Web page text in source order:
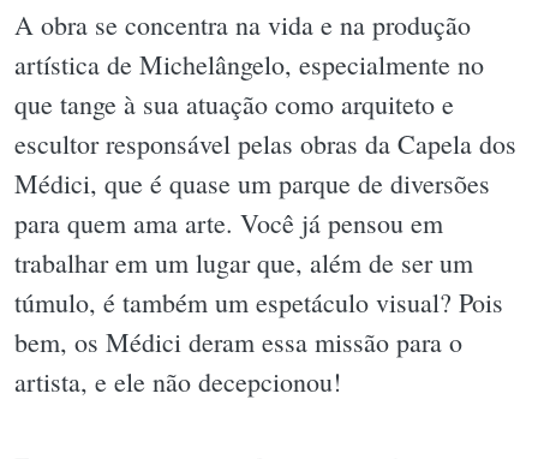
A obra se concentra na vida e na produção
artística de Michelângelo, especialmente no
que tange à sua atuação como arquiteto e
escultor responsável pelas obras da Capela dos
Médici, que é quase um parque de diversões
para quem ama arte. Você já pensou em
trabalhar em um lugar que, além de ser um
túmulo, é também um espetáculo visual? Pois
bem, os Médici deram essa missão para o
artista, e ele não decepcionou!